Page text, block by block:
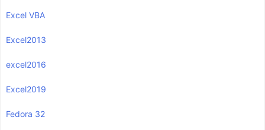
Excel VBA
Excel2013
excel2016
Excel2019
Fedora 32